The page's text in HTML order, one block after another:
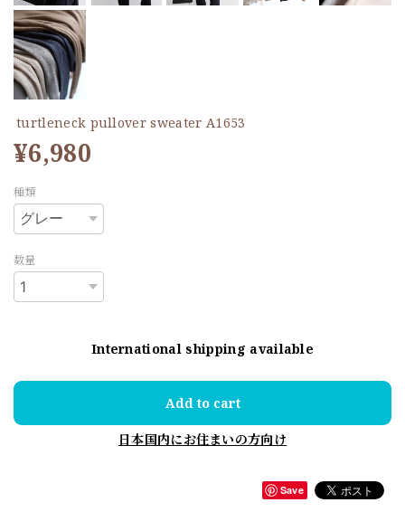
turtleneck pullover sweater A1653
¥6,980
種類
数量
International shipping available
Add to cart
日本国内にお住まいの方向け
Save